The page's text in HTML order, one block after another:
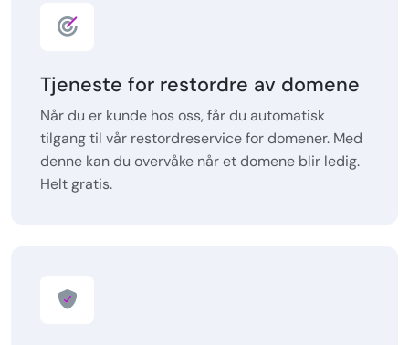
Tjeneste for restordre av domene
Når du er kunde hos oss, får du automatisk
tilgang til vår restordreservice for domener. Med
denne kan du overvåke når et domene blir ledig.
Helt gratis.